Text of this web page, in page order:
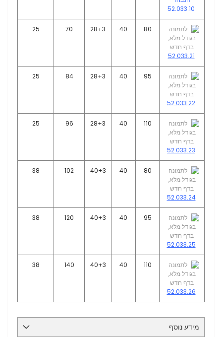
52.033.10
52.033.21
80
40
28+3
70
25
52.033.22
95
40
28+3
84
25
52.033.23
110
40
28+3
96
25
52.033.24
80
40
40+3
102
38
52.033.25
95
40
40+3
120
38
52.033.26
110
40
40+3
140
38
מידע נוסף